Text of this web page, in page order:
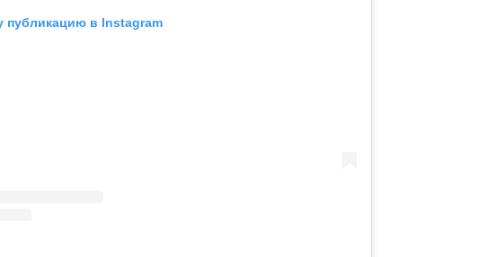
публикацию в Instagram